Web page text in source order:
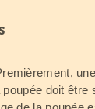
poupée doit être